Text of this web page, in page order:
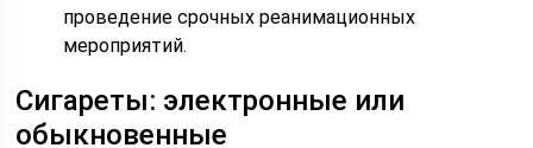
проведение срочных реанимационных
мероприятий.
Сигареты: электронные или
обыкновенные